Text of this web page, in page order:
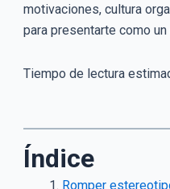
motivaciones, cultura
para presentarte como
Tiempo de lectura
Índice
Romper